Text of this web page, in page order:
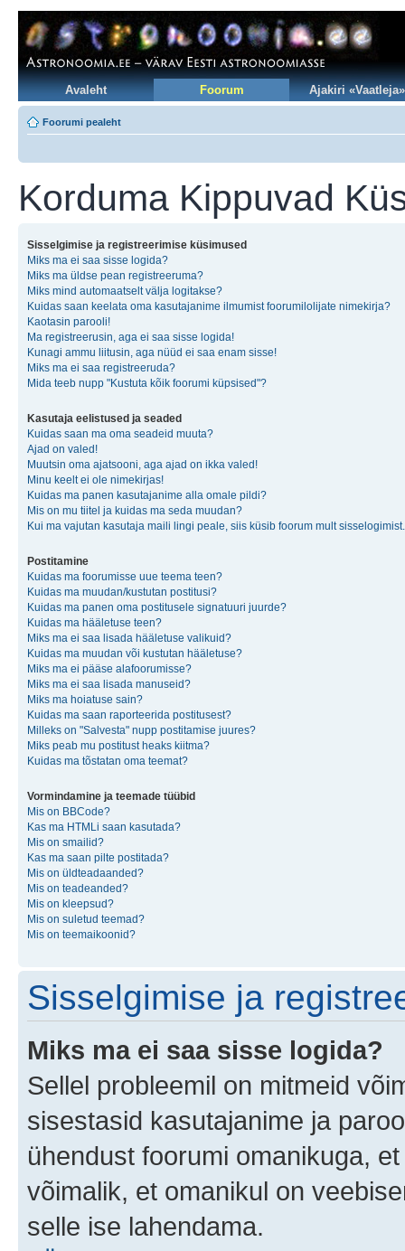
Avaleht Foorum Ajakiri «Vaatleja»
Foorumi pealeht
Korduma Kippuvad
Sisselgimise ja registreerimise küsimused
Miks ma ei saa sisse logida?
Miks ma üldse pean registreeruma?
Miks mind automaatselt välja logitakse?
Kuidas saan keelata oma kasutajanime ilmumist foorumilolijate nimekirja?
Kaotasin parooli!
Ma registreerusin, aga ei saa sisse logida!
Kunagi ammu liitusin, aga nüüd ei saa enam sisse!
Miks ma ei saa registreeruda?
Mida teeb nupp "Kustuta kõik foorumi küpsised"?
Kasutaja eelistused ja seaded
Kuidas saan ma oma seadeid muuta?
Ajad on valed!
Muutsin oma ajatsooni, aga ajad on ikka valed!
Minu keelt ei ole nimekirjas!
Kuidas ma panen kasutajanime alla omale pildi?
Mis on mu tiitel ja kuidas ma seda muudan?
Kui ma vajutan kasutaja maili lingi peale, siis küsib foorum mult sisselogimist.
Postitamine
Kuidas ma foorumisse uue teema teen?
Kuidas ma muudan/kustutan postitusi?
Kuidas ma panen oma postitusele signatuuri juurde?
Kuidas ma hääletuse teen?
Miks ma ei saa lisada hääletuse valikuid?
Kuidas ma muudan või kustutan hääletuse?
Miks ma ei pääse alafoorumisse?
Miks ma ei saa lisada manuseid?
Miks ma hoiatuse sain?
Kuidas ma saan raporteerida postitusest?
Milleks on "Salvesta" nupp postitamise juures?
Miks peab mu postitust heaks kiitma?
Kuidas ma tõstatan oma teemat?
Vormindamine ja teemade tüübid
Mis on BBCode?
Kas ma HTMLi saan kasutada?
Mis on smailid?
Kas ma saan pilte postitada?
Mis on üldteadaanded?
Mis on teadeanded?
Mis on kleepsud?
Mis on suletud teemad?
Mis on teemaikoonid?
Sisselgimise ja
Miks ma ei saa sisse logida?
Sellel probleemil on mitmeid
sisestasid kasutajanime ja
ühendust foorumi omanikuga,
võimalik, et omanikul on
selle ise lahendama.